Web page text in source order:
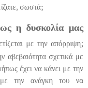
σωστά;
η δυσκολία μας
με την απόρριψη;
σχετικά με
έχει να κάνει με την
την ανάγκη του να